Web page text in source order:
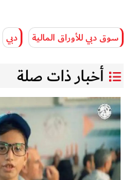
سوق دبي للأوراق المالية دبي
أخبار ذات صلة